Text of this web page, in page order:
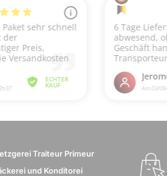
Traiteur Primeur
und Konditorei